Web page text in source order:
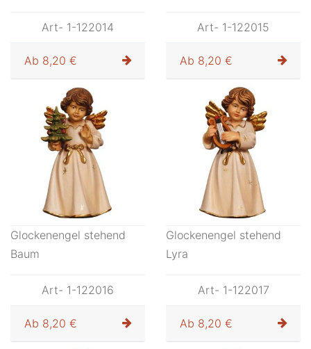
Art- 1-122014
Ab 8,20 €
Art- 1-122015
Ab 8,20 €
Glockenengel stehend
Baum
Art- 1-122016
Ab 8,20 €
Glockenengel stehend
Lyra
Art- 1-122017
Ab 8,20 €